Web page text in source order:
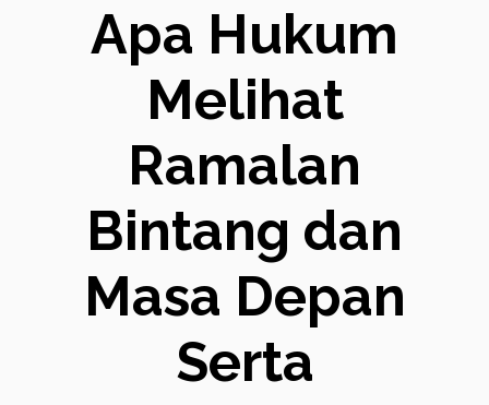
Apa Hukum
Melihat
Ramalan
Bintang dan
Masa Depan
Serta